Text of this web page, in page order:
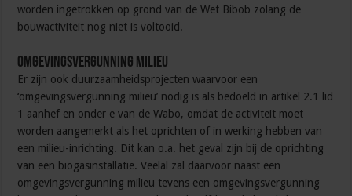
worden ingetrokken op grond van de Wet Bibob zolang de
bouwactiviteit nog niet is voltooid.
Omgevingsvergunning milieu
Er zijn ook duurzaamheidsprojecten waarvoor een
‘omgevingsvergunning milieu’ nodig is als bedoeld in artikel 2.1 lid
1 aanhef en onder e van de Wabo, omdat de activiteit moet
worden aangemerkt als het oprichten of in werking hebben van
een milieu-inrichting. Dit kan o.a. het geval zijn bij de oprichting
van een biogasinstallatie. Veelal zal daarvoor naast een
omgevingsvergunning milieu tevens een omgevingsvergunning